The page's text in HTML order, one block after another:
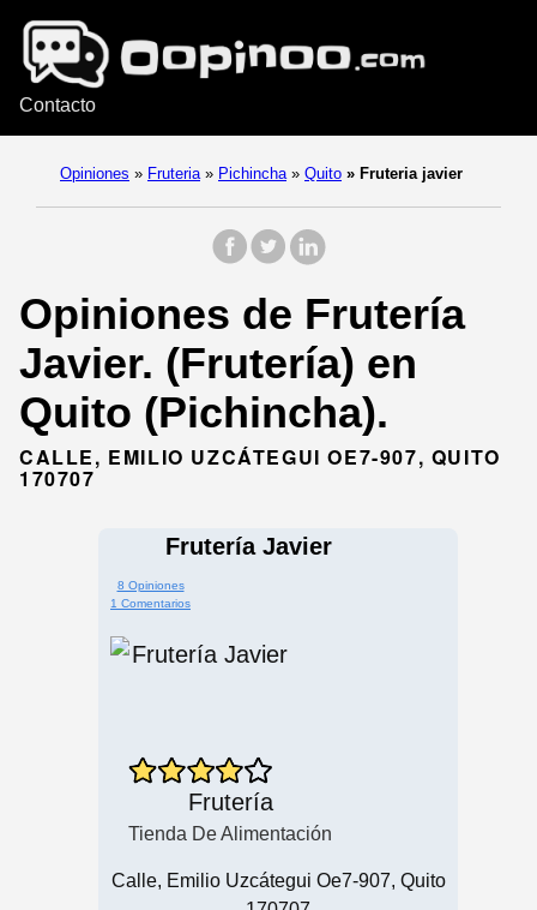
Contacto
Opiniones » Fruteria » Pichincha » Quito » Fruteria javier
Opiniones de Frutería
Javier. (Frutería) en
Quito (Pichincha).
CALLE, EMILIO UZCÁTEGUI OE7-907, QUITO
170707
Frutería Javier
8 Opiniones
1 Comentarios
Frutería
Tienda De Alimentación
Calle, Emilio Uzcátegui Oe7-907, Quito